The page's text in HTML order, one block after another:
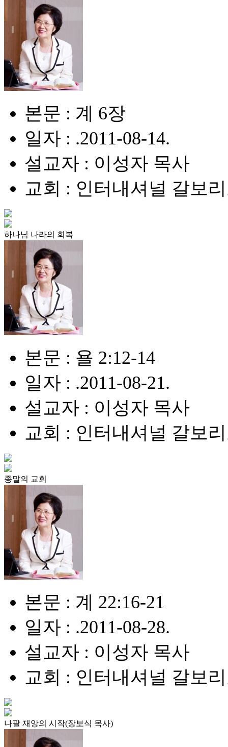
본문 : 계 6장
일자 : .2011-08-14.
설교자 : 이성자 목사
교회 : 인터내셔널 갈보
하나님 나라의 회복
본문 : 욜 2:12-14
일자 : .2011-08-21.
설교자 : 이성자 목사
교회 : 인터내셔널 갈보
종말의 교회
본문 : 계 22:16-21
일자 : .2011-08-28.
설교자 : 이성자 목사
교회 : 인터내셔널 갈보
나팔 재앙의 시작(장보식 목사)